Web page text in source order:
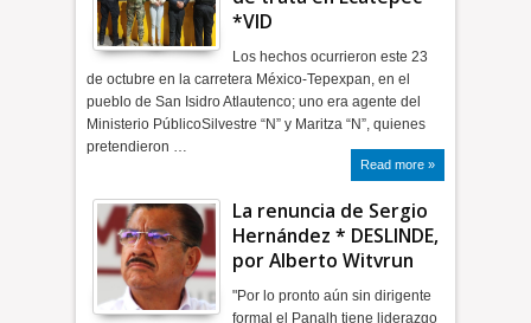
*VID
Los hechos ocurrieron este 23
de octubre en la carretera México-Tepexpan, en el
pueblo de San Isidro Atlautenco; uno era agente del
Ministerio PúblicoSilvestre “N” y Maritza “N”, quienes
pretendieron …
Read more »
La renuncia de Sergio
Hernández * DESLINDE,
por Alberto Witvrun
"Por lo pronto aún sin dirigente
formal el Panalh tiene liderazgo